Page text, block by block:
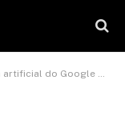
registros autênticos de pacientes